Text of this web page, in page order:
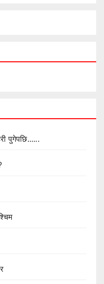
पुगेपछि......